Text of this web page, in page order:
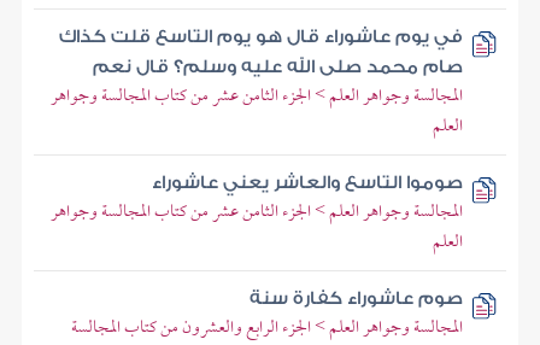
في يوم عاشوراء قال هو يوم التاسع قلت كذاك
صام محمد صلى الله عليه وسلم؟ قال نعم
المجالسة وجواهر العلم > الجزء الثامن عشر من كتاب المجالسة وجواهر
العلم
صوموا التاسع والعاشر يعني عاشوراء
المجالسة وجواهر العلم > الجزء الثامن عشر من كتاب المجالسة وجواهر
العلم
صوم عاشوراء كفارة سنة
المجالسة وجواهر العلم > الجزء الرابع والعشرون من كتاب المجالسة